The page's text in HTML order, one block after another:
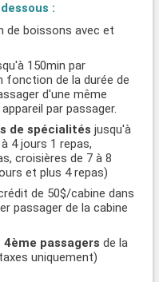
:
de boissons avec et
150min par
fonction de la durée de
d'une même
par passager.
de spécialités jusqu'à
4 jours 1 repas,
croisières de 7 à 8
et plus 4 repas)
de 50$/cabine dans
passager de la cabine
passagers de la
uniquement)